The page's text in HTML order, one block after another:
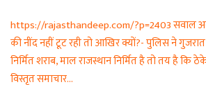
https://rajasthandeep.com/?p=2403 सवाल
की नींद नहीं टूट रही तो आखिर क्यों?- पुलिस ने
निर्मित शराब, माल राजस्थान निर्मित है तो तय है कि
विस्तृत समाचार…